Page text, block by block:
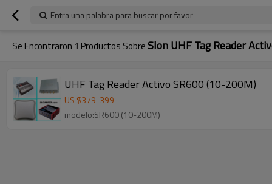
Entra una palabra para buscar por favor
Se Encontraron 1 Productos SobreSlon UHF Tag Reader
UHF Tag Reader Activo SR600 (10-200M)
US $379-399
modelo:SR600 (10-200M)